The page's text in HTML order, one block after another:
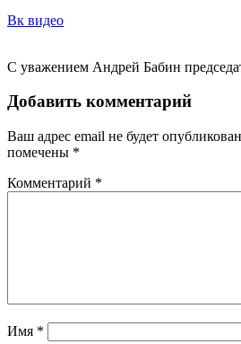
Вк видео
С уважением Андрей Бабин
Добавить комментарий
Ваш адрес email не будет
помечены *
Комментарий *
Имя *